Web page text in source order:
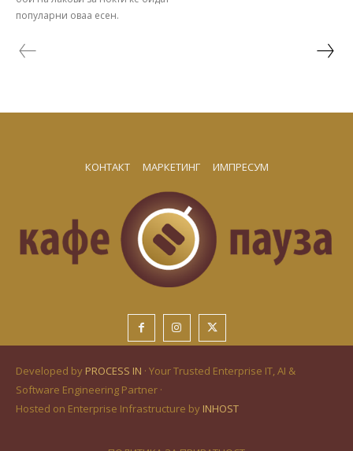
популарни оваа есен.
КОНТАКТ МАРКЕТИНГ ИМПРЕСУМ
Developed by PROCESS IN · Your Trusted Enterprise IT, AI &
Software Engineering Partner ·
Hosted on Enterprise Infrastructure by INHOST